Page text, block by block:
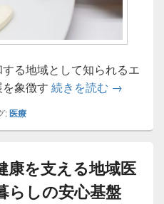
る地域として知られるエ
象徴す 続きを読む 田町で進
→
:医療
康を支える地域医
らしの安心基盤